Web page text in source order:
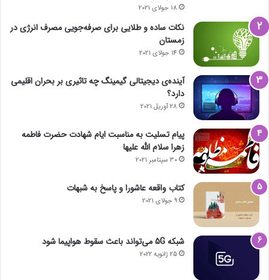
18 جولای 2021
نکات ساده و طلایی برای صرفه‌جویی مصرف انرژی در
زمستان
14 جولای 2021
آینده‌ی دیجیتالی گیمینگ چه تاثیری بر بحران اقلیمی
دارد؟
28 آوریل 2021
پیام تسلیت به مناسبت ایام شهادت حضرت فاطمه
زهرا سلام الله علیها
30 سپتامبر 2021
کتاب واقعه عاشورا و پاسخ به شبهات
9 جولای 2021
شبکه 5G می‌تواند باعث سقوط هواپیما شود
25 ژانویه 2022